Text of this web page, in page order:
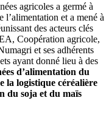
agricoles a germé à
l’alimentation et a mené à
des acteurs clés
Coopération agricole,
et ses adhérents
ayant donné lieu à des
d’alimentation du
la logistique céréalière
du soja et du maïs